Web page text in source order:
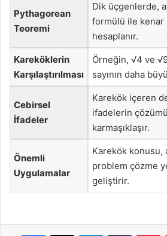
Pythagorean
Teoremi
Dik üçgenlerde,
formülü ile kenar
hesaplanır.
Kareköklerin
Karşılaştırılması
Örneğin, √4 ve
sayının daha
Cebirsel
İfadeler
Karekök içeren
ifadelerin
karmaşıklaşır.
Önemli
Uygulamalar
Karekök konusu,
problem çözme
geliştirir.
Facebook
X LinkedInTumblr